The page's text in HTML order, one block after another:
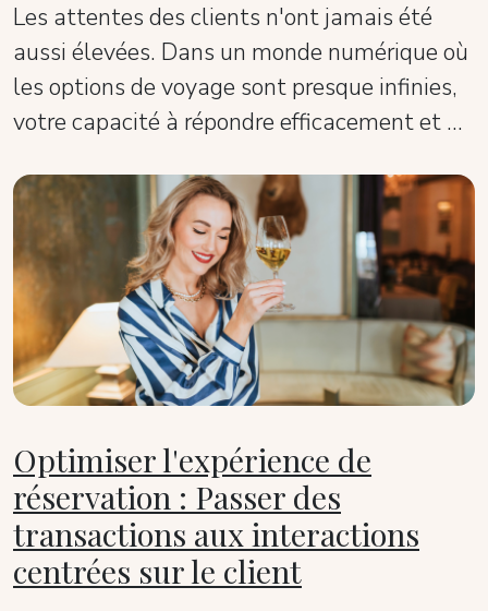
Les attentes des clients n'ont jamais été
aussi élevées. Dans un monde numérique où
les options de voyage sont presque infinies,
votre capacité à répondre efficacement et à
essentielle pour obtenir de meilleures
évaluations et fidéliser votre marque.
Optimiser l'expérience de
réservation : Passer des
transactions aux interactions
centrées sur le client